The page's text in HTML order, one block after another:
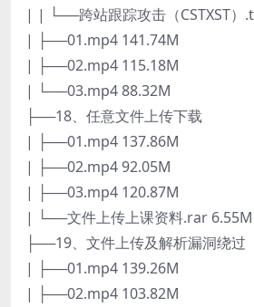
| | └──跨站跟踪攻击（CSTXST）
| ├──01.mp4 141.74M
| ├──02.mp4 115.18M
| └──03.mp4 88.32M
├──18、任意文件上传下载
| ├──01.mp4 137.86M
| ├──02.mp4 92.05M
| ├──03.mp4 120.87M
| └──文件上传上课资料.rar 6.55M
├──19、文件上传及解析漏洞绕过
| ├──01.mp4 139.26M
| ├──02.mp4 103.82M